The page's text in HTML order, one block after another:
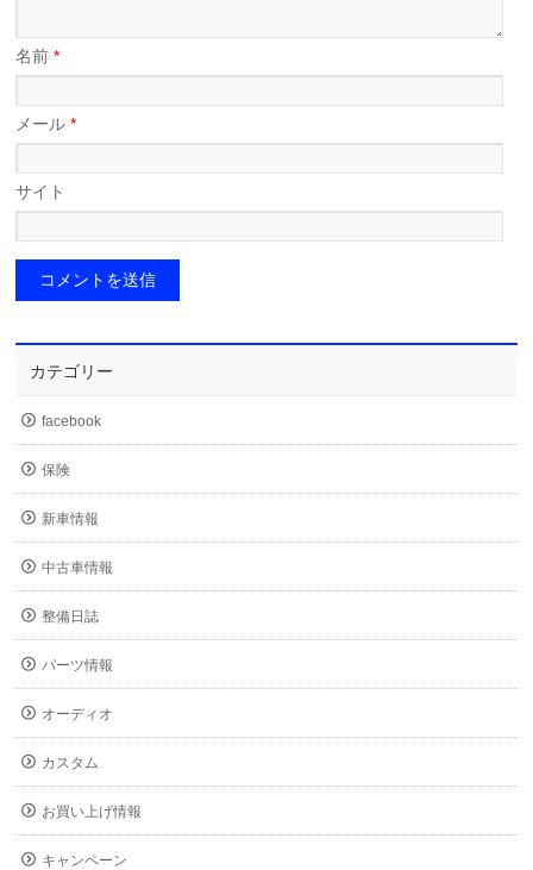
名前*
メール*
サイト
カテゴリー
facebook
保険
新車情報
中古車情報
整備日誌
パーツ情報
オーディオ
カスタム
お買い上げ情報
キャンペーン